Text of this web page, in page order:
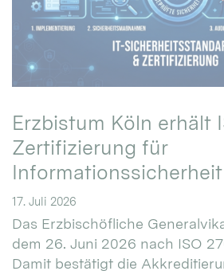
Erzbistum Köln erhält
Zertifizierung für
Informationssicherheit
17. Juli 2026
Das Erzbischöfliche
dem 26. Juni 2026 nach ISO
Damit bestätigt die